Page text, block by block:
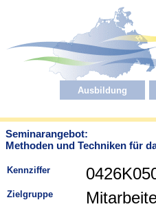
Ausbildung
Seminarangebot:
Methoden und Techniken für
Kennziffer
Zielgruppe